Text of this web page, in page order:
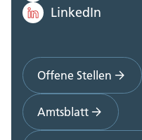
LinkedIn
Offene Stellen
Amtsblatt